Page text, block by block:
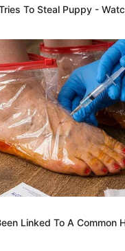
2026
vəzifəsi Bakı-
təsir edəcək? –
To Steal Puppy -
Linked To A Common